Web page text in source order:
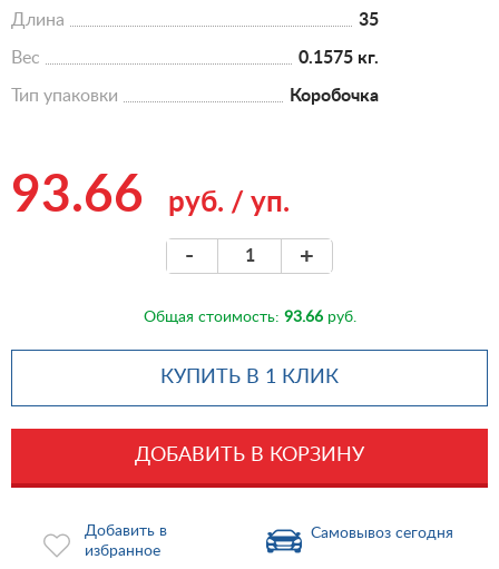
Длина 35
Вес 0.1575 кг.
Тип упаковки Коробочка
93.66 руб. / уп.
- +
Общая стоимость: 93.66руб.
КУПИТЬ В 1 КЛИК
ДОБАВИТЬ В КОРЗИНУ
Добавить в
избранное
Самовывоз сегодня